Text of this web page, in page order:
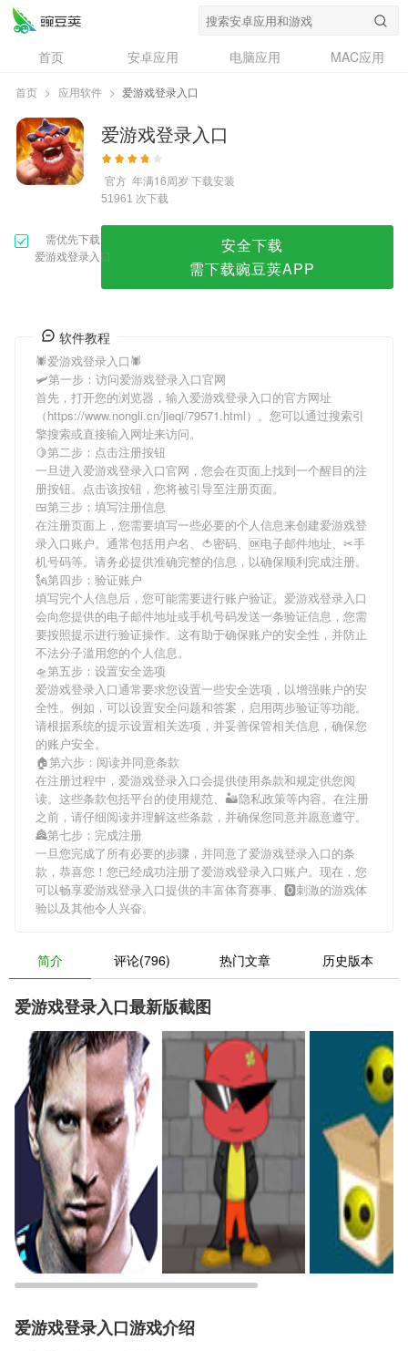
首页 安卓应用 电脑应用
MAC应用
资讯
专题
问答
首页 > 应用软件 > 爱游戏登录入口
爱游戏登录入口
官方 年满16周岁 下载安装
51961 次下载
需优先下载
爱游戏登录入口
安全下载
需下载豌豆荚APP
软件教程
🕷爱游戏登录入口🕷
🛩第一步：访问爱游戏登录入口官网
首先，打开您的浏览器，输入爱游戏登录入口的官方网址
（https://www.nongli.cn/jieqi/79571.html）。您可以通过搜索引
擎搜索或直接输入网址来访问。
🍋第二步：点击注册按钮
一旦进入爱游戏登录入口官网，您会在页面上找到一个醒目的注
册按钮。点击该按钮，您将被引导至注册页面。
🍱第三步：填写注册信息
在注册页面上，您需要填写一些必要的个人信息来创建爱游戏登
录入口账户。通常包括用户名、🍅密码、🆗电子邮件地址、✂手
机号码等。请务必提供准确完整的信息，以确保顺利完成注册。
🗽第四步：验证账户
填写完个人信息后，您可能需要进行账户验证。爱游戏登录入口
会向您提供的电子邮件地址或手机号码发送一条验证信息，您需
要按照提示进行验证操作。这有助于确保账户的安全性，并防止
不法分子滥用您的个人信息。
🛸第五步：设置安全选项
爱游戏登录入口通常要求您设置一些安全选项，以增强账户的安
全性。例如，可以设置安全问题和答案，启用两步验证等功能。
请根据系统的提示设置相关选项，并妥善保管相关信息，确保您
的账户安全。
🏠第六步：阅读并同意条款
在注册过程中，爱游戏登录入口会提供使用条款和规定供您阅
读。这些条款包括平台的使用规范、🏜隐私政策等内容。在注册
之前，请仔细阅读并理解这些条款，并确保您同意并愿意遵守。
🏯第七步：完成注册
一旦您完成了所有必要的步骤，并同意了爱游戏登录入口的条
款，恭喜您！您已经成功注册了爱游戏登录入口账户。现在，您
可以畅享爱游戏登录入口提供的丰富体育赛事、🅾刺激的游戏体
验以及其他令人兴奋。
简介 评论(796) 热门文章 历史版本
爱游戏登录入口最新版截图
爱游戏登录入口游戏介绍